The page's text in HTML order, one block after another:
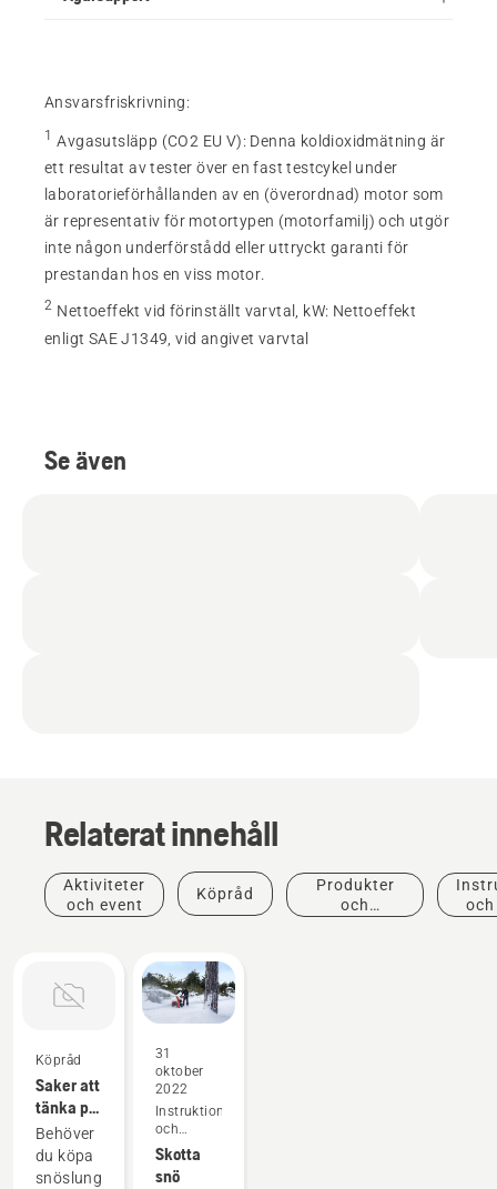
Ansvarsfriskrivning:
1 Avgasutsläpp (CO2 EU V): Denna koldioxidmätning är
ett resultat av tester över en fast testcykel under
laboratorieförhållanden av en (överordnad) motor som
är representativ för motortypen (motorfamilj) och utgör
inte någon underförstådd eller uttryckt garanti för
prestandan hos en viss motor.
2 Nettoeffekt vid förinställt varvtal, kW: Nettoeffekt
enligt SAE J1349, vid angivet varvtal
Se även
Relaterat innehåll
Aktiviteter
och event
Köpråd
Produkter
och
Köpråd
Saker att
tänka på
vid inköp
av en
snöslunga
Behöver
du köpa
snöslunga?
31
oktober
2022
Instruktioner
och
guider
Skotta
snö